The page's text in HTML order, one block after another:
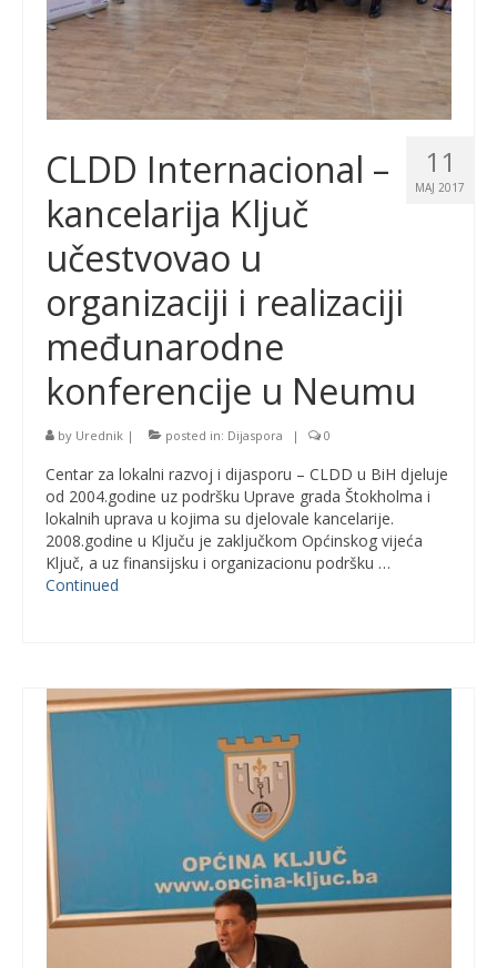
11
MAJ 2017
CLDD Internacional –
kancelarija Ključ
učestvovao u
organizaciji i realizaciji
međunarodne
konferencije u Neumu
by Urednik | posted in: Dijaspora | 0
Centar za lokalni razvoj i dijasporu – CLDD u BiH djeluje
od 2004.godine uz podršku Uprave grada Štokholma i
lokalnih uprava u kojima su djelovale kancelarije.
2008.godine u Ključu je zaključkom Općinskog vijeća
Ključ, a uz finansijsku i organizacionu podršku …
Continued